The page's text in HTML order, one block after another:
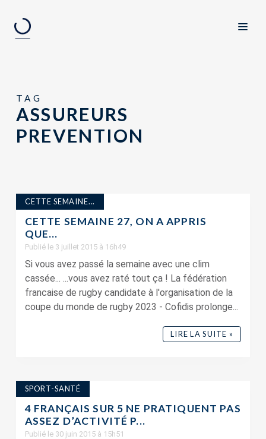
TAG
ASSUREURS
PREVENTION
CETTE SEMAINE...
CETTE SEMAINE 27, ON A APPRIS
QUE…
Publié le 3 juillet 2015 à 16h49
Si vous avez passé la semaine avec une clim
cassée... ...vous avez raté tout ça ! La fédération
francaise de rugby candidate à l'organisation de la
coupe du monde de rugby 2023 - Cofidis prolonge...
LIRE LA SUITE »
SPORT-SANTÉ
4 FRANÇAIS SUR 5 NE PRATIQUENT PAS
ASSEZ D’ACTIVITÉ P...
Publié le 30 juin 2015 à 15h51